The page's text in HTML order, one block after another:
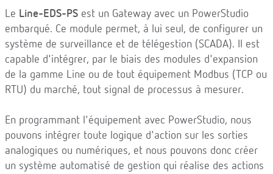
Le Line-EDS-PS est un Gateway avec un PowerStudio
embarqué. Ce module permet, à lui seul, de configurer un
système de surveillance et de télégestion (SCADA). Il est
capable d'intégrer, par le biais des modules d'expansion
de la gamme Line ou de tout équipement Modbus (TCP ou
RTU) du marché, tout signal de processus à mesurer.
En programmant l'équipement avec PowerStudio, nous
pouvons intégrer toute logique d'action sur les sorties
analogiques ou numériques, et nous pouvons donc créer
un système automatisé de gestion qui réalise des actions